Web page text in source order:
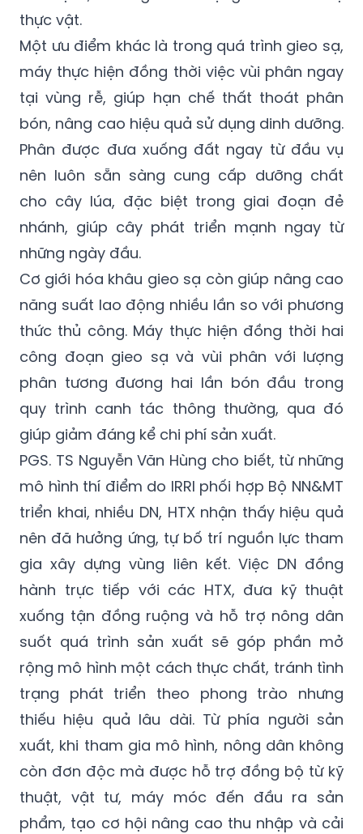
thực vật.
Một ưu điểm khác là trong quá trình gieo sạ,
máy thực hiện đồng thời việc vùi phân ngay
tại vùng rễ, giúp hạn chế thất thoát phân
bón, nâng cao hiệu quả sử dụng dinh dưỡng.
Phân được đưa xuống đất ngay từ đầu vụ
nên luôn sẵn sàng cung cấp dưỡng chất
cho cây lúa, đặc biệt trong giai đoạn đẻ
nhánh, giúp cây phát triển mạnh ngay từ
những ngày đầu.
Cơ giới hóa khâu gieo sạ còn giúp nâng cao
năng suất lao động nhiều lần so với phương
thức thủ công. Máy thực hiện đồng thời hai
công đoạn gieo sạ và vùi phân với lượng
phân tương đương hai lần bón đầu trong
quy trình canh tác thông thường, qua đó
giúp giảm đáng kể chi phí sản xuất.
PGS. TS Nguyễn Văn Hùng cho biết, từ những
mô hình thí điểm do IRRI phối hợp Bộ NN&MT
triển khai, nhiều DN, HTX nhận thấy hiệu quả
nên đã hưởng ứng, tự bố trí nguồn lực tham
gia xây dựng vùng liên kết. Việc DN đồng
hành trực tiếp với các HTX, đưa kỹ thuật
xuống tận đồng ruộng và hỗ trợ nông dân
suốt quá trình sản xuất sẽ góp phần mở
rộng mô hình một cách thực chất, tránh tình
trạng phát triển theo phong trào nhưng
thiếu hiệu quả lâu dài. Từ phía người sản
xuất, khi tham gia mô hình, nông dân không
còn đơn độc mà được hỗ trợ đồng bộ từ kỹ
thuật, vật tư, máy móc đến đầu ra sản
phẩm, tạo cơ hội nâng cao thu nhập và cải